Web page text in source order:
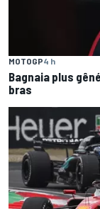
MOTOGP4 h
Bagnaia plus
bras